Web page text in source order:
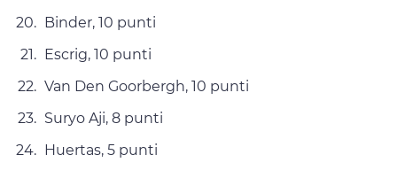
Binder, 10 punti
Escrig, 10 punti
Van Den Goorbergh, 10 punti
Suryo Aji, 8 punti
Huertas, 5 punti